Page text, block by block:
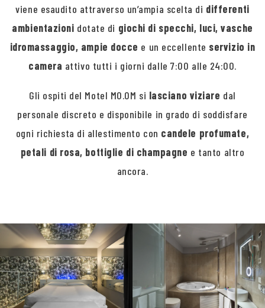
viene esaudito attraverso un’ampia scelta di differenti
ambientazioni dotate di giochi di specchi, luci, vasche
idromassaggio, ampie docce e un eccellente servizio in
camera attivo tutti i giorni dalle 7:00 alle 24:00.
Gli ospiti del Motel MO.OM si lasciano viziare dal
personale discreto e disponibile in grado di soddisfare
ogni richiesta di allestimento con candele profumate,
petali di rosa, bottiglie di champagne e tanto altro
ancora.